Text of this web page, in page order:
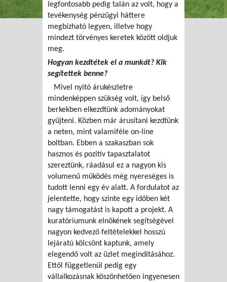
legfontosabb pedig talán az volt, hogy a
tevékenység pénzügyi háttere
megbízható legyen, illetve hogy
mindezt törvényes keretek között oldjuk
meg.
Hogyan kezdtétek el a munkát? Kik
segítettek benne?
Mivel nyitó árukészletre
mindenképpen szükség volt, így belső
berkekben elkezdtünk adományokat
gyűjteni. Közben már árusítani kezdtünk
a neten, mint valamiféle on-line
boltban. Ebben a szakaszban sok
hasznos és pozitív tapasztalatot
szereztünk, ráadásul ez a nagyon kis
volumenű működés még nyereséges is
tudott lenni egy év alatt. A fordulatot az
jelentette, hogy szinte egy időben két
nagy támogatást is kapott a projekt. A
kuratóriumunk elnökének segítségével
nagyon kedvező feltételekkel hosszú
lejáratú kölcsönt kaptunk, amely
elegendő volt az üzlet megindításához.
Ettől függetlenül pedig egy
vállalkozásnak köszönhetően ingyenesen